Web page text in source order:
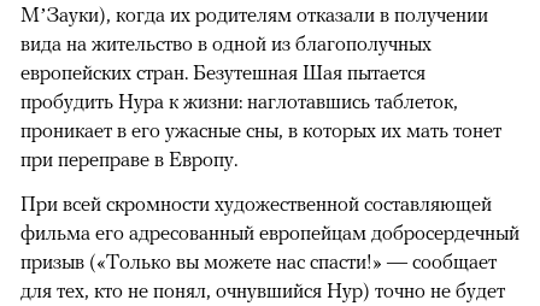
М’Зауки), когда их родителям отказали в получении
вида на жительство в одной из благополучных
европейских стран. Безутешная Шая пытается
пробудить Нура к жизни: наглотавшись таблеток,
проникает в его ужасные сны, в которых их мать тонет
при переправе в Европу.
При всей скромности художественной составляющей
фильма его адресованный европейцам добросердечный
призыв («Только вы можете нас спасти!» — сообщает
для тех, кто не понял, очнувшийся Нур) точно не будет